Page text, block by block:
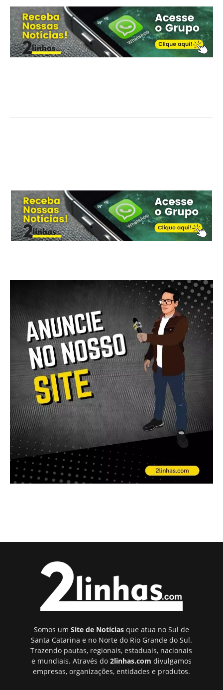
Somos um Site de Notíciasque atua no Sul de
Santa Catarina e no Norte do Rio Grande do Sul.
Trazendo pautas, regionais, estaduais, nacionais
e mundiais. Através do 2linhas.com divulgamos
empresas, organizações, entidades e produtos.